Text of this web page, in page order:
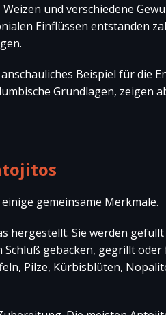
und verschiedene
Einflüssen entstanden
Beispiel für die
Grundlagen, zeigen
gemeinsame Merkmale.
hergestellt. Sie werden
gebacken, gegrillt
Pilze, Kürbisblüten,